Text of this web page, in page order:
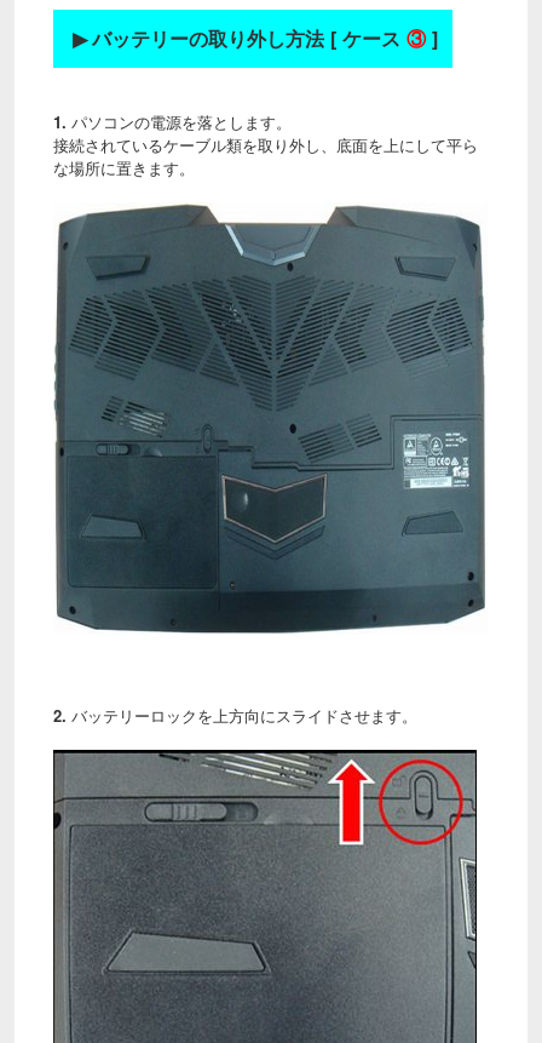
▶バッテリーの取り外し方法 [ ケース③]
1. パソコンの電源を落とします。
接続されているケーブル類を取り外し、底面を上にして平ら
な場所に置きます。
2. バッテリーロックを上方向にスライドさせます。